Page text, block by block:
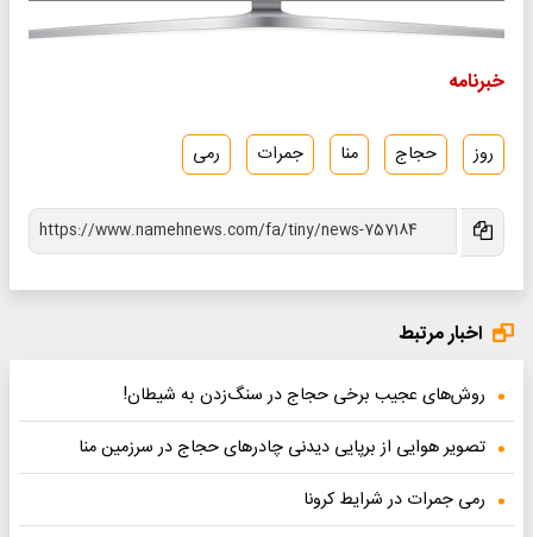
خبرنامه
روز حجاج منا جمرات رمی
اخبار مرتبط
روش‌های عجیب برخی حجاج در سنگ‌زدن به شیطان!
تصویر هوایی از برپایی دیدنی چادرهای حجاج در سرزمین منا
رمی جمرات در شرایط کرونا